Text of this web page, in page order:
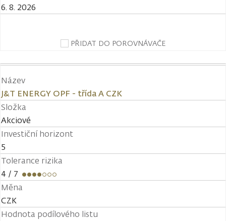
6. 8. 2026
PŘIDAT DO POROVNÁVAČE
Název
J&T ENERGY OPF - třída A CZK
Složka
Akciové
Investiční horizont
5
Tolerance rizika
4 / 7
Měna
CZK
Hodnota podílového listu